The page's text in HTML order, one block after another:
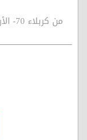
من كربلاء 70- الأربعون ثبات على الموقف